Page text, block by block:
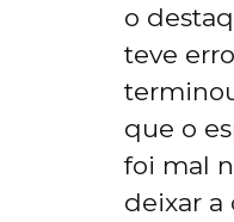
o
teve
que o
foi mal
deixar a